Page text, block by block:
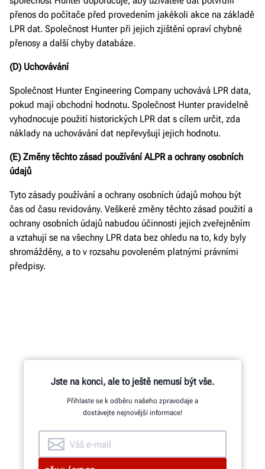
přenos do počítače před provedením jakékoli akce na základě
LPR dat. Společnost Hunter při jejich zjištění opraví chybné
přenosy a další chyby databáze.
(D) Uchovávání
Společnost Hunter Engineering Company uchovává LPR data,
pokud mají obchodní hodnotu. Společnost Hunter pravidelně
vyhodnocuje použití historických LPR dat s cílem určit, zda
náklady na uchovávání dat nepřevyšují jejich hodnotu.
(E) Změny těchto zásad používání ALPR a ochrany osobních
údajů
Tyto zásady používání a ochrany osobních údajů mohou být
čas od času revidovány. Veškeré změny těchto zásad použití a
ochrany osobních údajů nabudou účinnosti jejich zveřejněním
a vztahují se na všechny LPR data bez ohledu na to, kdy byly
shromážděny, a to v rozsahu povoleném platnými právními
předpisy.
Jste na konci, ale to ještě nemusí být vše.
Přihlaste se k odběru našeho zpravodaje a
dostávejte nejnovější informace!